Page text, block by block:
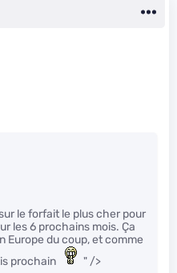
le forfait le plus cher pour
les 6 prochains mois. Ça
Europe du coup, et comme
prochain
" />